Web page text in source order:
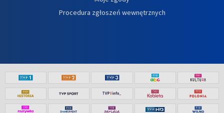
Procedura zgłoszeń wewnętrznych